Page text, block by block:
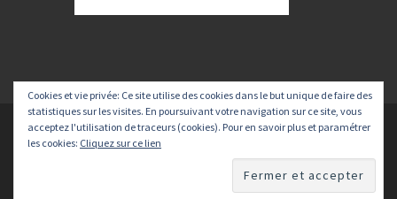
© 2026 Voyage Kayak – Tous les droits sont réservés
Cookies et vie privée: Ce site utilise des cookies dans le but unique de faire des
statistiques sur les visites. En poursuivant votre navigation sur ce site, vous
acceptez l'utilisation de traceurs (cookies). Pour en savoir plus et paramétrer
les cookies: Cliquez sur ce lien